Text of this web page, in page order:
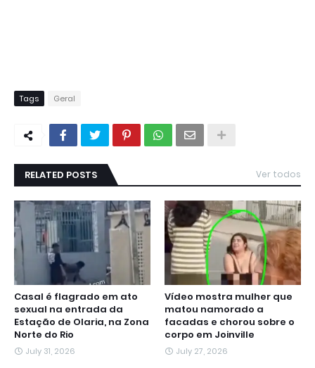
Tags Geral
RELATED POSTS Ver todos
Casal é flagrado em ato
sexual na entrada da
Estação de Olaria, na Zona
Norte do Rio
July 31, 2026
Vídeo mostra mulher que
matou namorado a
facadas e chorou sobre o
corpo em Joinville
July 27, 2026